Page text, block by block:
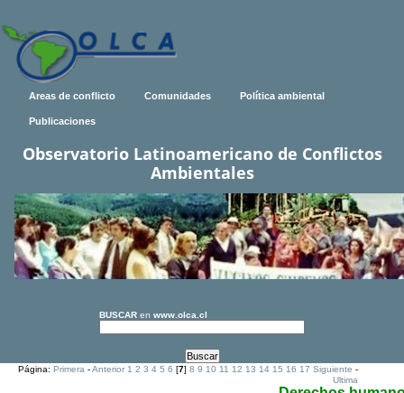
Areas de conflicto Comunidades Política ambiental
Publicaciones
Observatorio Latinoamericano de Conflictos
Ambientales
BUSCAR en www.olca.cl
Página:Primera -Anterior 1 2 3 4 5 6 [7]8 9 10 11 12 13 14 15 16 17 Siguiente -
Ultima